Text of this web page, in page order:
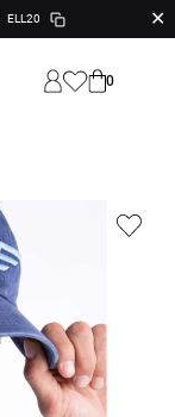
ELL20 ✕
0